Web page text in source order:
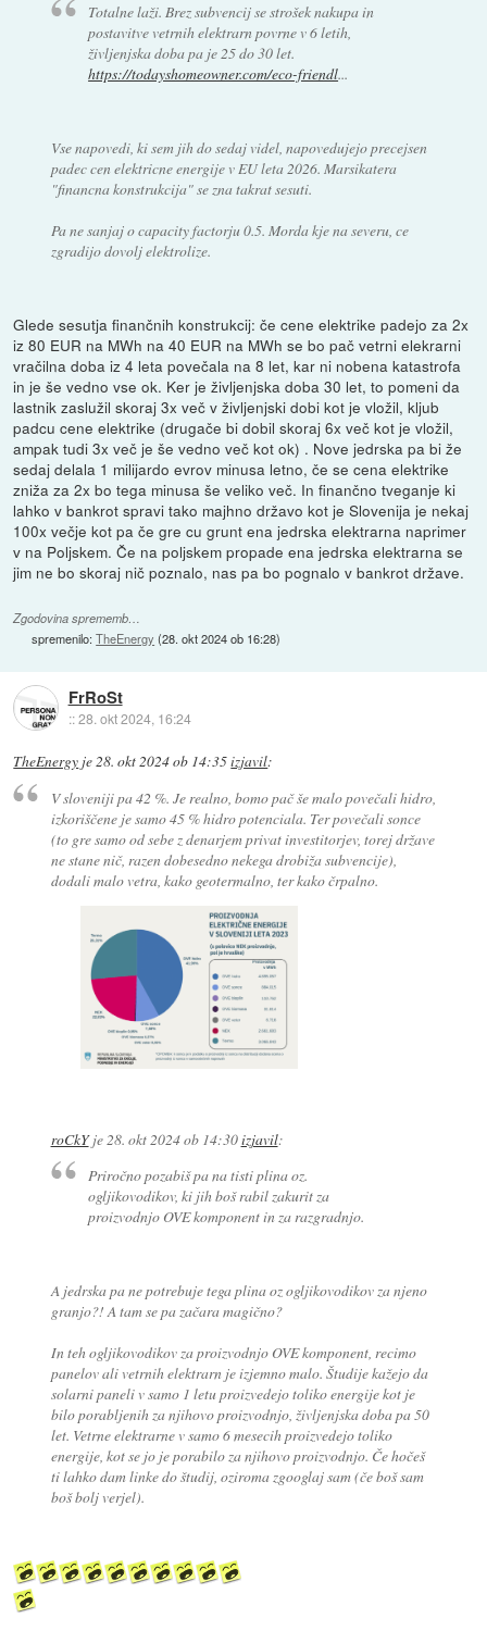
Totalne laži. Brez subvencij se strošek nakupa in
postavitve vetrnih elektrarn povrne v 6 letih,
življenjska doba pa je 25 do 30 let.
https://todayshomeowner.com/eco-friendl...
Vse napovedi, ki sem jih do sedaj videl, napovedujejo precejsen
padec cen elektricne energije v EU leta 2026. Marsikatera
"financna konstrukcija" se zna takrat sesuti.
Pa ne sanjaj o capacity factorju 0.5. Morda kje na severu, ce
zgradijo dovolj elektrolize.
Glede sesutja finančnih konstrukcij: če cene elektrike padejo za 2x
iz 80 EUR na MWh na 40 EUR na MWh se bo pač vetrni elekrarni
vračilna doba iz 4 leta povečala na 8 let, kar ni nobena katastrofa
in je še vedno vse ok. Ker je življenjska doba 30 let, to pomeni da
lastnik zaslužil skoraj 3x več v življenjski dobi kot je vložil, kljub
padcu cene elektrike (drugače bi dobil skoraj 6x več kot je vložil,
ampak tudi 3x več je še vedno več kot ok) . Nove jedrska pa bi že
sedaj delala 1 milijardo evrov minusa letno, če se cena elektrike
zniža za 2x bo tega minusa še veliko več. In finančno tveganje ki
lahko v bankrot spravi tako majhno državo kot je Slovenija je nekaj
100x večje kot pa če gre cu grunt ena jedrska elektrarna naprimer
v na Poljskem. Če na poljskem propade ena jedrska elektrarna se
jim ne bo skoraj nič poznalo, nas pa bo pognalo v bankrot države.
Zgodovina sprememb…
spremenilo:TheEnergy (28. okt 2024 ob 16:28)
FrRoSt
::28. okt 2024, 16:24
TheEnergy je28. okt 2024 ob 14:35izjavil:
V sloveniji pa 42 %. Je realno, bomo pač še malo povečali hidro,
izkoriščene je samo 45 % hidro potenciala. Ter povečali sonce
(to gre samo od sebe z denarjem privat investitorjev, torej države
ne stane nič, razen dobesedno nekega drobiža subvencije),
dodali malo vetra, kako geotermalno, ter kako črpalno.
roCkYje28. okt 2024 ob 14:30izjavil:
Priročno pozabiš pa na tisti plina oz.
ogljikovodikov, ki jih boš rabil zakurit za
proizvodnjo OVE komponent in za razgradnjo.
A jedrska pa ne potrebuje tega plina oz ogljikovodikov za njeno
granjo?! A tam se pa začara magično?
In teh ogljikovodikov za proizvodnjo OVE komponent, recimo
panelov ali vetrnih elektrarn je izjemno malo. Študije kažejo da
solarni paneli v samo 1 letu proizvedejo toliko energije kot je
bilo porabljenih za njihovo proizvodnjo, življenjska doba pa 50
let. Vetrne elektrarne v samo 6 mesecih proizvedejo toliko
energije, kot se jo je porabilo za njihovo proizvodnjo. Če hočeš
ti lahko dam linke do študij, oziroma zgooglaj sam (če boš sam
boš bolj verjel).